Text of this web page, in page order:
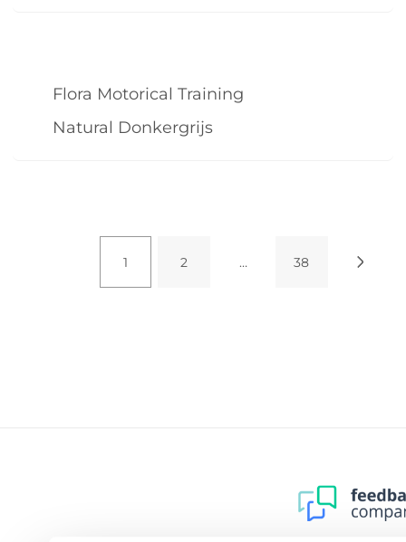
Flora Motorical Training
Natural Donkergrijs
1 2 … 38